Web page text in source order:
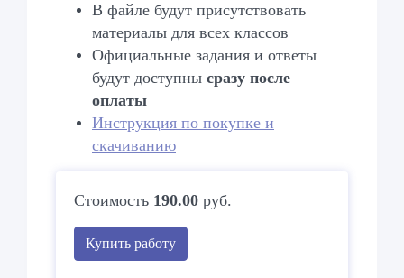
В файле будут присутствовать
материалы для всех классов
Официальные задания и ответы
будут доступны сразу после
оплаты
Инструкция по покупке и
скачиванию
Стоимость 190.00 руб.
Купить работу